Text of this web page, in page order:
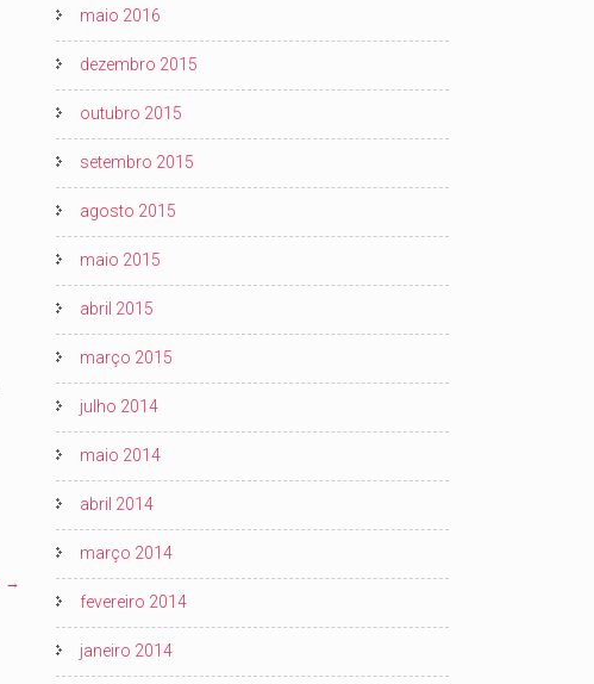
→
maio 2016
dezembro 2015
outubro 2015
setembro 2015
agosto 2015
maio 2015
abril 2015
março 2015
julho 2014
maio 2014
abril 2014
março 2014
fevereiro 2014
janeiro 2014